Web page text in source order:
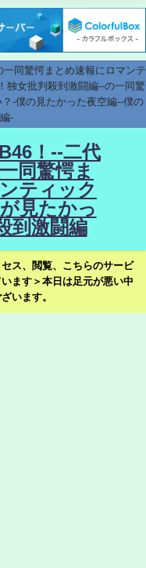
同驚愕まとめ速報にロマンテ
独女批判殺到激闘編--の一同驚
-僕の見たかった夜空編--僕の
-
！--二代
同驚愕ま
ティック
見たかっ
到激闘編
ス、閲覧、こちらのサービ
ます＞本日は足元が悪い中
います。